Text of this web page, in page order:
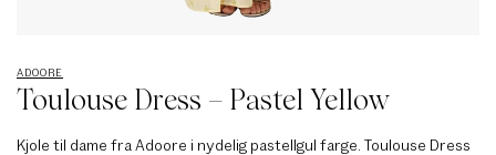
ADOORE
Toulouse Dress – Pastel Yellow
Kjole til dame fra Adoore i nydelig pastellgul farge. Toulouse Dress